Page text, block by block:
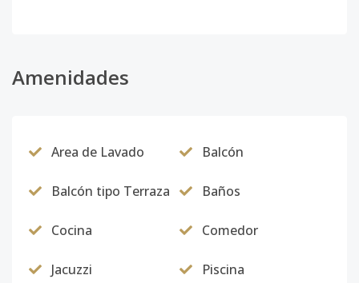
Amenidades
Area de Lavado Balcón
Balcón tipo Terraza Baños
Cocina Comedor
Jacuzzi Piscina